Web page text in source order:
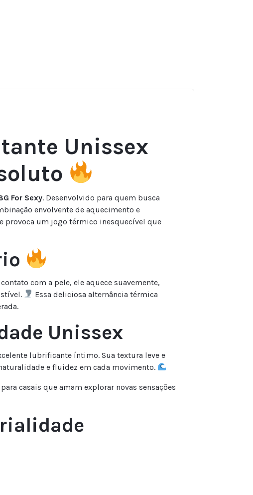
Unissex
For Sexy. Desenvolvido para quem busca
envolvente de aquecimento e
provoca um jogo térmico inesquecível que
com a pele, ele aquece suavemente,
Essa deliciosa alternância térmica
Unissex
lubrificante íntimo. Sua textura leve e
e fluidez em cada movimento.
casais que amam explorar novas sensações